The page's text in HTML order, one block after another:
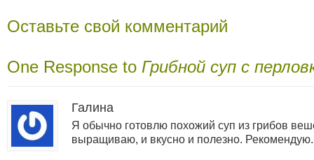
Оставьте свой комментарий
One Response to Грибной суп с
Галина
Я обычно готовлю похожий суп из грибов
выращиваю, и вкусно и полезно. Рекомендую.